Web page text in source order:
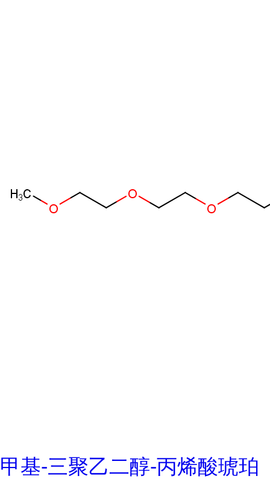
甲基-三聚乙二醇-丙烯酸琥珀